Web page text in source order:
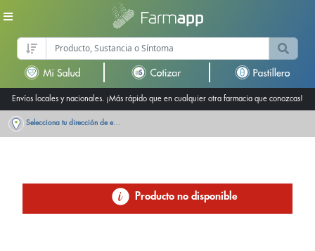
Envíos locales y nacionales. ¡Más rápido que en cualquier otra farmacia que conozcas!
Selecciona tu dirección de entrega
Producto no disponible